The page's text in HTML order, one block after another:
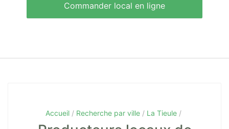
Commander local en ligne
Accueil Recherche par ville La Tieule